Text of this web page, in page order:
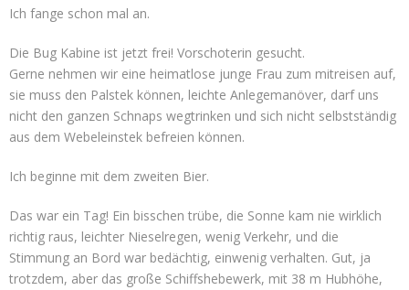
Ich fange schon mal an.
Die Bug Kabine ist jetzt frei! Vorschoterin gesucht.
Gerne nehmen wir eine heimatlose junge Frau zum mitreisen auf,
sie muss den Palstek können, leichte Anlegemanöver, darf uns
nicht den ganzen Schnaps wegtrinken und sich nicht selbstständig
aus dem Webeleinstek befreien können.
Ich beginne mit dem zweiten Bier.
Das war ein Tag! Ein bisschen trübe, die Sonne kam nie wirklich
richtig raus, leichter Nieselregen, wenig Verkehr, und die
Stimmung an Bord war bedächtig, einwenig verhalten. Gut, ja
trotzdem, aber das große Schiffshebewerk, mit 38 m Hubhöhe,